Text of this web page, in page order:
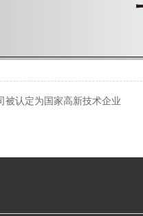
被认定为国家高新技术企业